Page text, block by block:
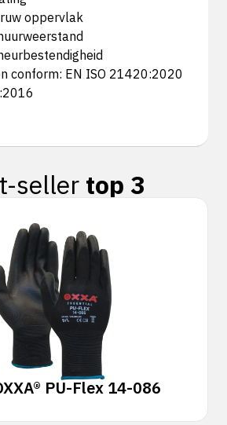
oppervlak
conform: EN ISO 21420:2020
seller top 3
PU-Flex 14-086